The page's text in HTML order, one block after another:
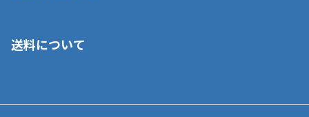
■代金引換(代引)※手数料がかかります
ご注文が確認出来次第、1～4営業日に発送いたします。「お取り
業日にてお引渡しとなります。(離島などの場合、例外もあります)
送料について